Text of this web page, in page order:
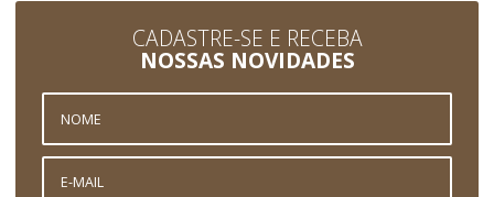
CADASTRE-SE E RECEBA
NOSSAS NOVIDADES